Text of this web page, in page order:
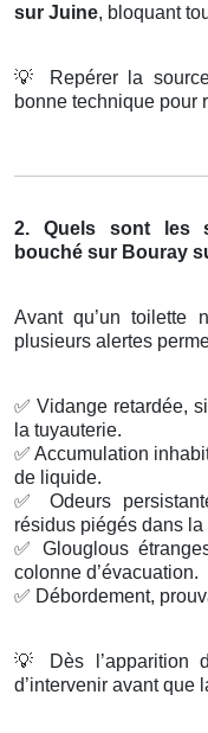
sur Juine, bloquant
💡
Repérer la
bonne technique pour
2. Quels sont les
bouché sur Bouray
Avant qu’un toilette
plusieurs alertes
✅ Vidange retardée,
la tuyauterie.
✅ Accumulation
de liquide.
✅
Odeurs
résidus piégés dans la
✅
Glouglous
colonne d’évacuation.
✅ Débordement,
💡
Dès l’apparition
d’intervenir avant que